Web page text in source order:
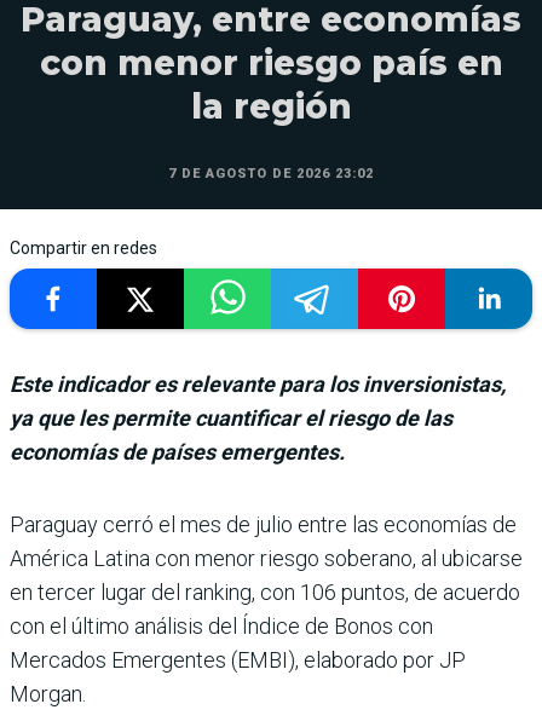
Paraguay, entre economías
con menor riesgo país en
la región
7 DE AGOSTO DE 2026 23:02
Compartir en redes
Este indicador es relevante para los inversionistas,
ya que les permite cuantificar el riesgo de las
economías de países emergentes.
Paraguay cerró el mes de julio entre las eco­nomías de
América Latina con menor riesgo soberano, al ubicarse
en ter­cer lugar del ranking, con 106 puntos, de acuerdo
con el último análisis del Índice de Bonos con
Mercados Emer­gentes (EMBI), elaborado por JP
Morgan.